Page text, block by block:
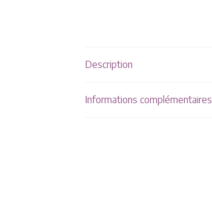
Description
Informations complémentaires